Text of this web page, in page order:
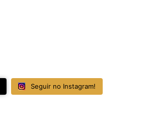
Seguir no Instagram!